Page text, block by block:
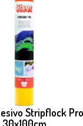
Stripflock